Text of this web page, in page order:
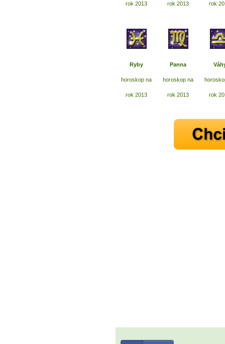
10 tipů
...
Jak mít více energie
Jak vnést do života
rok 2013 rok 2013 rok
Ryby
horoskop na
rok 2013
Panna
horoskop na
rok 2013 rok